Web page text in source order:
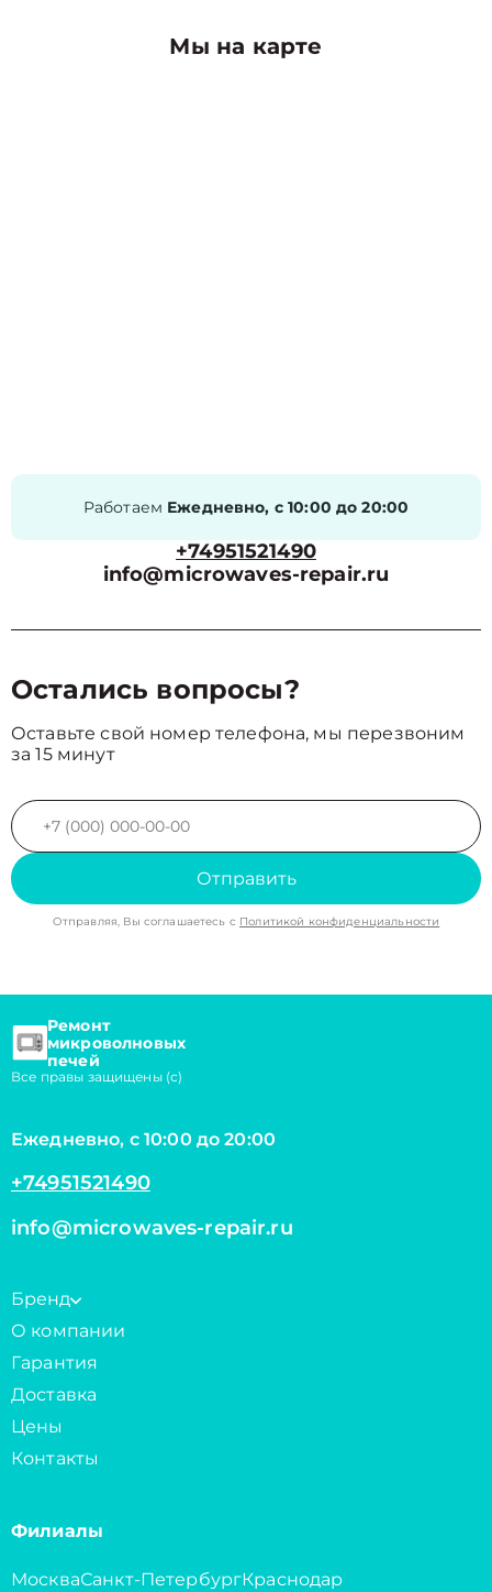
Мы на карте
Работаем Ежедневно, с 10:00 до 20:00
+74951521490
info@microwaves-repair.ru
Остались вопросы?
Оставьте свой номер телефона, мы перезвоним
за 15 минут
Отправить
Отправляя, Вы соглашаетесь с Политикой конфиденциальности
Ремонт
микроволновых
печей
Все правы защищены (с)
Ежедневно, с 10:00 до 20:00
+74951521490
info@microwaves-repair.ru
Бренд
О компании
Гарантия
Доставка
Цены
Контакты
Филиалы
МоскваСанкт-ПетербургКраснодар